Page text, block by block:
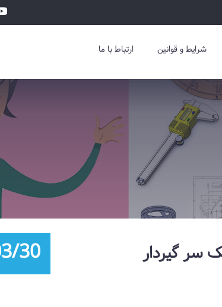
شرایط و قوانین ارتباط با ما
سر گیردار 30